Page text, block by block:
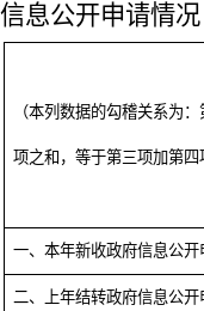
息公开申请情况
（本列数据的勾稽关系为
项之和，等于第三项加第四
一、本年新收政府信息公开
二、上年结转政府信息公开